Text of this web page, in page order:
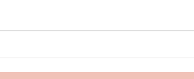
extraída o
aumento: